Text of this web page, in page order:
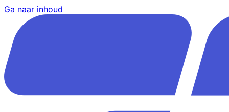
Ga naar inhoud